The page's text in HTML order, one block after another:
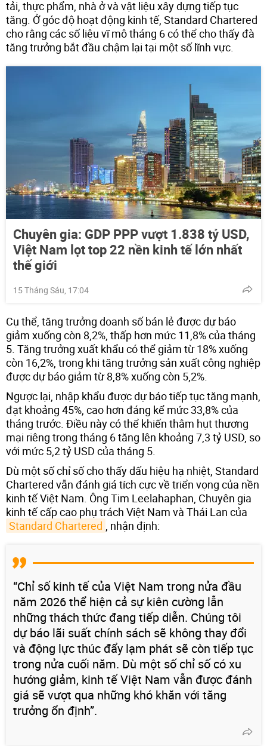
tải, thực phẩm, nhà ở và vật liệu xây dựng tiếp tục
tăng. Ở góc độ hoạt động kinh tế, Standard Chartered
cho rằng các số liệu vĩ mô tháng 6 có thể cho thấy đà
tăng trưởng bắt đầu chậm lại tại một số lĩnh vực.
Chuyên gia: GDP PPP vượt 1.838 tỷ USD,
Việt Nam lọt top 22 nền kinh tế lớn nhất
thế giới
15 Tháng Sáu, 17:04
Cụ thể, tăng trưởng doanh số bán lẻ được dự báo
giảm xuống còn 8,2%, thấp hơn mức 11,8% của tháng
5. Tăng trưởng xuất khẩu có thể giảm từ 18% xuống
còn 16,2%, trong khi tăng trưởng sản xuất công nghiệp
được dự báo giảm từ 8,8% xuống còn 5,2%.
Ngược lại, nhập khẩu được dự báo tiếp tục tăng mạnh,
đạt khoảng 45%, cao hơn đáng kể mức 33,8% của
tháng trước. Điều này có thể khiến thâm hụt thương
mại riêng trong tháng 6 tăng lên khoảng 7,3 tỷ USD, so
với mức 5,2 tỷ USD của tháng 5.
Dù một số chỉ số cho thấy dấu hiệu hạ nhiệt, Standard
Chartered vẫn đánh giá tích cực về triển vọng của nền
kinh tế Việt Nam. Ông Tim Leelahaphan, Chuyên gia
kinh tế cấp cao phụ trách Việt Nam và Thái Lan của
Standard Chartered
, nhận định:
“Chỉ số kinh tế của Việt Nam trong nửa đầu
năm 2026 thể hiện cả sự kiên cường lẫn
những thách thức đang tiếp diễn. Chúng tôi
dự báo lãi suất chính sách sẽ không thay đổi
và động lực thúc đẩy lạm phát sẽ còn tiếp tục
trong nửa cuối năm. Dù một số chỉ số có xu
hướng giảm, kinh tế Việt Nam vẫn được đánh
giá sẽ vượt qua những khó khăn với tăng
trưởng ổn định”.